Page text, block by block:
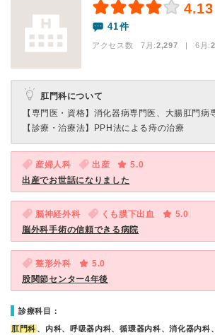
4.13
41件
アクセス数 7月:2,297 | 6月:
肛門科について
【専門医・資格】 消化器病専門医、大腸肛門病
【診療・治療法】
PPH法による痔の治療
産婦人科 出産
5.0
出産でお世話になりました
脳神経外科 くも膜下出血
5.0
脳外科手術の信頼できる病院
整形外科
5.0
股関節センター4年後
診療科目：
肛門科 、内科、呼吸器内科、循環器内科、消化器内科